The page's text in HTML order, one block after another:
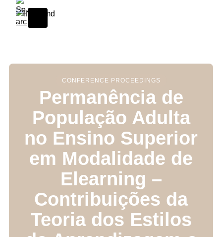
Skip to content
CONFERENCE PROCEEDINGS
Permanência de
População Adulta
no Ensino Superior
em Modalidade de
Elearning –
Contribuições da
Teoria dos Estilos